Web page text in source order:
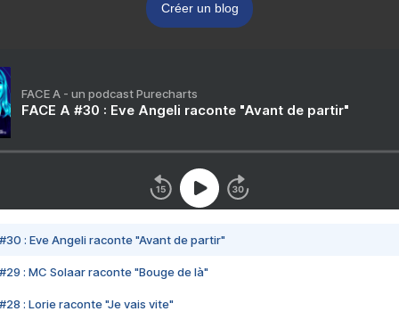
Créer un blog
FACE A - un podcast Purecharts
FACE A #30 : Eve Angeli raconte "Avant de partir"
#30 : Eve Angeli raconte "Avant de partir"
#29 : MC Solaar raconte "Bouge de là"
#28 : Lorie raconte "Je vais vite"